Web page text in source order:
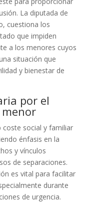
La diputada de
cuestiona los
que impiden
a los menores cuyos
situación que
y bienestar de
por el
social y familiar
énfasis en la
y vínculos
de separaciones.
es vital para facilitar
durante
de urgencia.